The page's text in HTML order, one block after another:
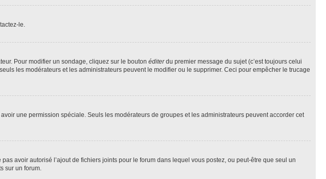
le.
Pour modifier un sondage, cliquez sur le bouton éditerdu premier message du sujet (c’est toujours celui
les modérateurs et les administrateurs peuvent le modifier ou le supprimer. Ceci pour empêcher le trucage
une permission spéciale. Seuls les modérateurs de groupes et les administrateurs peuvent accorder cet
avoir autorisé l’ajout de fichiers joints pour le forum dans lequel vous postez, ou peut-être que seul un
sur un forum.